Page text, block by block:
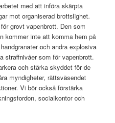
med att införa skärpta
mot organiserad brottslighet.
grovt vapenbrott. Den som
kommer inte att komma hem på
och andra explosiva
straffnivåer som för vapenbrott.
och stärka skyddet för de
myndigheter, rättsväsendet
Vi bör också förstärka
socialkontor och